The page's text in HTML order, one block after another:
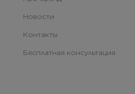
Новости
Контакты
Бесплатная консультация